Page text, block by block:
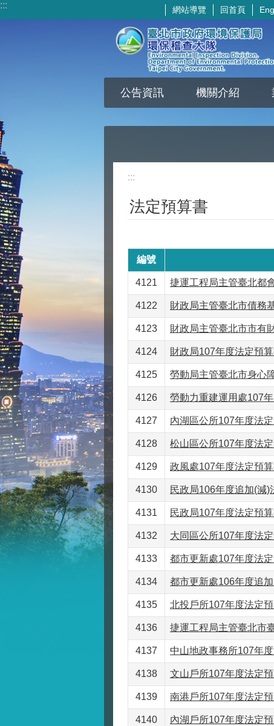
跳到主要內容區塊
::: 網站導覽 回首頁
公告資訊 機關介紹
:::
法定預算書
編號
4121 捷運工程局主管臺北都
4122 財政局主管臺北市債務
4123 財政局主管臺北市市有
4124 財政局107年度法定預
4125 勞動局主管臺北市身心
4126 勞動力重建運用處107
4127 內湖區公所107年度法
4128 松山區公所107年度法
4129 政風處107年度法定預
4130 民政局106年度追加(減)
4131 民政局107年度法定預
4132 大同區公所107年度法
4133 都市更新處107年度法
4134 都市更新處106年度追
4135 北投戶所107年度法定
4136 捷運工程局主管臺北市
4137 中山地政事務所107年
4138 文山戶所107年度法定
4139 南港戶所107年度法定
4140 內湖戶所107年度法定